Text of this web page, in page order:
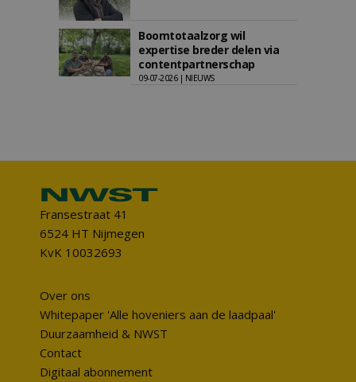
Boomtotaalzorg wil
expertise breder delen via
contentpartnerschap
09-07-2026 | NIEUWS
Fransestraat 41
6524 HT Nijmegen
KvK 10032693
Over ons
Whitepaper 'Alle hoveniers aan de laadpaal'
Duurzaamheid & NWST
Contact
Digitaal abonnement